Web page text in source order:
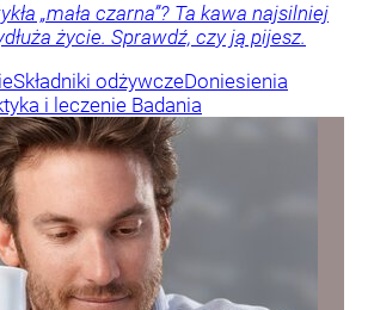
„mała czarna”? Ta kawa najsilniej
życie. Sprawdź, czy ją pijesz.
Składniki odżywczeDoniesienia
i leczenie Badania